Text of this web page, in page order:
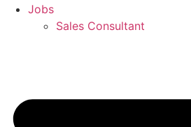
Jobs
Sales Consultant